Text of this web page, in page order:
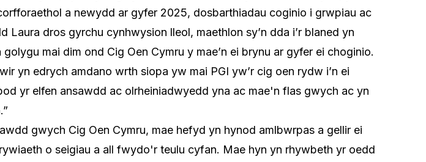
a newydd ar gyfer 2025, dosbarthiadau coginio i grwpiau ac
Laura dros gyrchu cynhwysion lleol, maethlon sy’n dda i’r blaned yn
golygu mai dim ond Cig Oen Cymru y mae’n ei brynu ar gyfer ei choginio.
yn edrych amdano wrth siopa yw mai PGI yw’r cig oen rydw i’n ei
yr elfen ansawdd ac olrheiniadwyedd yna ac mae'n flas gwych ac yn
gwych Cig Oen Cymru, mae hefyd yn hynod amlbwrpas a gellir ei
o seigiau a all fwydo'r teulu cyfan. Mae hyn yn rhywbeth yr oedd